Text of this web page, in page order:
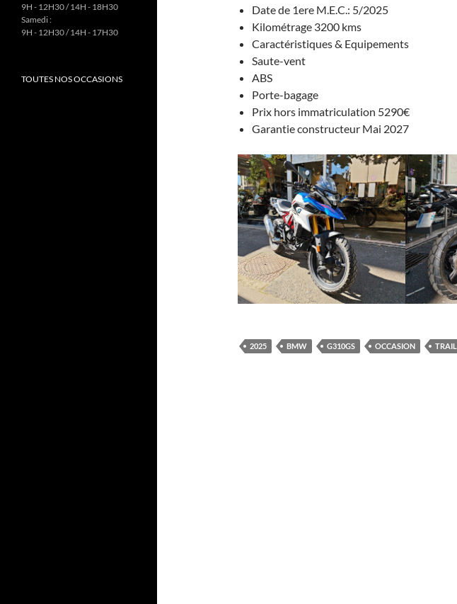
Date de 1ere M.E.C.: 5/2025
Kilométrage 3200 kms
Caractéristiques & Equipements
Saute-vent
ABS
Porte-bagage
Prix hors immatriculation 5290€
Garantie constructeur Mai 2027
2025 BMW G310GS OCCASION TRAIL
9H - 12H30 / 14H - 18H30
Samedi :
9H - 12H30 / 14H - 17H30
TOUTES NOS OCCASIONS